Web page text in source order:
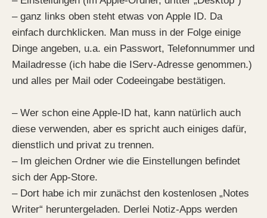
– ganz links oben steht etwas von Apple ID. Da
einfach durchklicken. Man muss in der Folge einige
Dinge angeben, u.a. ein Passwort, Telefonnummer und
Mailadresse (ich habe die IServ-Adresse genommen.)
und alles per Mail oder Codeeingabe bestätigen.
– Wer schon eine Apple-ID hat, kann natürlich auch
diese verwenden, aber es spricht auch einiges dafür,
dienstlich und privat zu trennen.
– Im gleichen Ordner wie die Einstellungen befindet
sich der App-Store.
– Dort habe ich mir zunächst den kostenlosen „Notes
Writer“ heruntergeladen. Derlei Notiz-Apps werden